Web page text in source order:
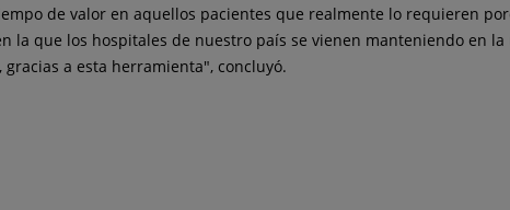
de valor en aquellos pacientes que realmente lo requieren
la que los hospitales de nuestro país se vienen manteniendo en
a esta herramienta", concluyó.